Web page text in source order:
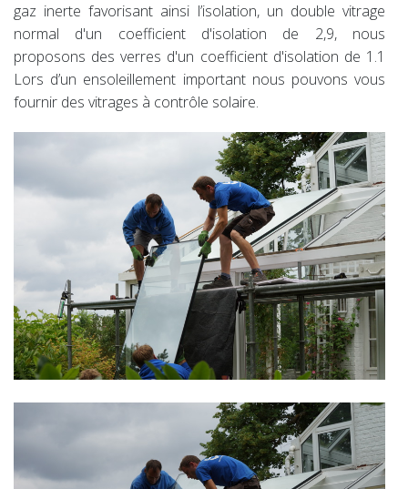
gaz inerte favorisant ainsi l’isolation, un double vitrage
normal d'un coefficient d'isolation de 2,9, nous
proposons des verres d'un coefficient d'isolation de 1.1
Lors d’un ensoleillement important nous pouvons vous
fournir des vitrages à contrôle solaire.